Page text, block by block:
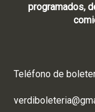
programados,
Teléfono de